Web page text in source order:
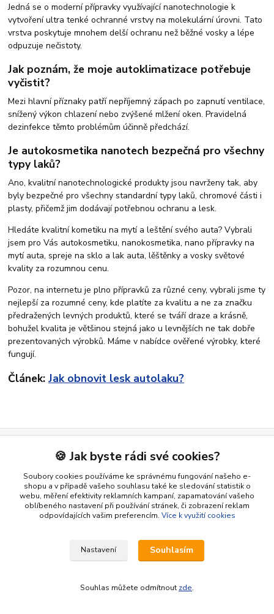
Jedná se o moderní přípravky využívající nanotechnologie k
vytvoření ultra tenké ochranné vrstvy na molekulární úrovni. Tato
vrstva poskytuje mnohem delší ochranu než běžné vosky a lépe
odpuzuje nečistoty.
Jak poznám, že moje autoklimatizace potřebuje
vyčistit?
Mezi hlavní příznaky patří nepříjemný zápach po zapnutí ventilace,
snížený výkon chlazení nebo zvýšené mlžení oken. Pravidelná
dezinfekce těmto problémům účinně předchází.
Je autokosmetika nanotech bezpečná pro všechny
typy laků?
Ano, kvalitní nanotechnologické produkty jsou navrženy tak, aby
byly bezpečné pro všechny standardní typy laků, chromové části i
plasty, přičemž jim dodávají potřebnou ochranu a lesk.
Hledáte kvalitní kometiku na mytí a leštění svého auta? Vybrali
jsem pro Vás autokosmetiku, nanokosmetika, nano přípravky na
mytí auta, spreje na sklo a lak auta, lěštěnky a vosky světové
kvality za rozumnou cenu.
Pozor, na internetu je plno přípravků za různé ceny, vybrali jsme ty
nejlepší za rozumné ceny, kde platíte za kvalitu a ne za značku
předražených levných produktů, které se tváří draze a krásně,
bohužel kvalita je většinou stejná jako u levnějších ne tak dobře
prezentovaných výrobků. Máme v nabídce ověřené výrobky, které
fungují.
Článek:Jak obnovit lesk autolaku?
Tisíce spokojených zákazníků
DPD, One, Zásilkovna, Balíkovna
21 let zkušeností v oboru👍
Ověřené hodnocení a recenze
Ověřený eshop ⭐⭐⭐⭐⭐
Nechme zákazníky mluvit za nás
Odesíláme ihned
🍪 Jak byste rádi své cookies?
Soubory cookies používáme ke správnému fungování našeho e-
shopu a v případě vašeho souhlasu také ke sledování statistik o
webu, měření efektivity reklamních kampaní, zapamatování vašeho
oblíbeného nastavení při používání stránek, či zobrazení reklam
odpovídajících vašim preferencím. Více k využití cookies
Nastavení Souhlasím
Souhlas můžete odmítnout zde.